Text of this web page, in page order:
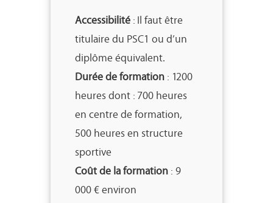
Accessibilité: Il faut être
titulaire du PSC1 ou d’un
diplôme équivalent.
Durée de formation: 1200
heures dont : 700 heures
en centre de formation,
500 heures en structure
sportive
Coût de la formation: 9
000 € environ